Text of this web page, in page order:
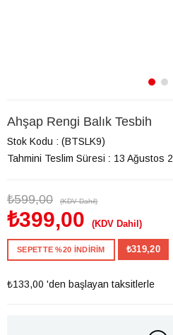
Ahşap Rengi Balık Tesbih
Stok Kodu
(BTSLK9)
Tahmini Teslim Süresi : 13 Ağustos
₺599,00 (KDV Dahil)
₺399,00 (KDV Dahil)
SEPETTE %20 İNDİRİM ₺319,20
₺133,00 'den başlayan taksitlerle